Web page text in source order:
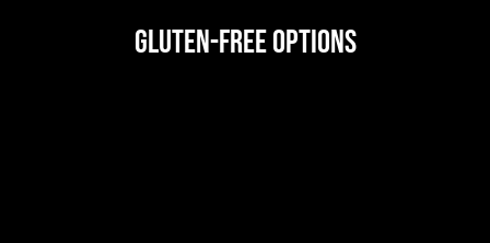
Gluten-Free Options